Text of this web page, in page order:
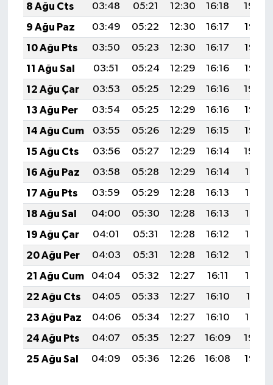
8 Ağu Cts
03:48 05:21 12:30 16:18
19:29
9 Ağu Paz
03:49 05:22 12:30 16:17
19:28
10 Ağu Pts
03:50 05:23 12:30 16:17
19:26
11 Ağu Sal
03:51 05:24 12:29 16:16
19:25
12 Ağu Çar
03:53 05:25 12:29 16:16
19:24
13 Ağu Per
03:54 05:25 12:29 16:16
19:23
14 Ağu Cum
03:55 05:26 12:29 16:15
19:22
15 Ağu Cts
03:56 05:27 12:29 16:14
19:20
16 Ağu Paz
03:58 05:28 12:29 16:14
19:19
17 Ağu Pts
03:59 05:29 12:28 16:13
19:18
18 Ağu Sal
04:00 05:30 12:28 16:13
19:17
19 Ağu Çar
04:01 05:31 12:28 16:12
19:15
20 Ağu Per
04:03 05:31 12:28 16:12
19:14
21 Ağu Cum
04:04 05:32 12:27 16:11
19:13
22 Ağu Cts
04:05 05:33 12:27 16:10
19:11
23 Ağu Paz
04:06 05:34 12:27 16:10
19:10
24 Ağu Pts
04:07 05:35 12:27 16:09
19:08
25 Ağu Sal
04:09 05:36 12:26 16:08 19:07